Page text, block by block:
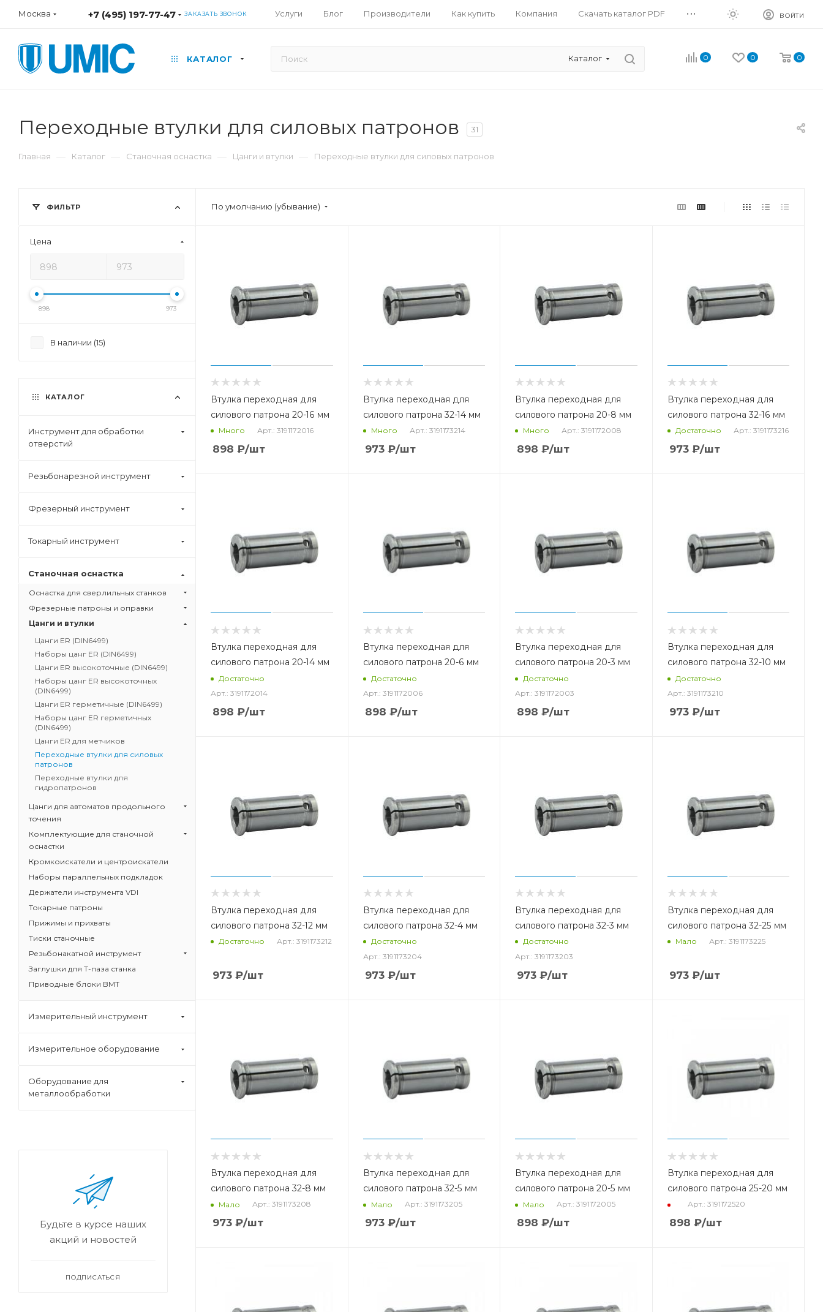
Москва +7 (495) 197-77-47 ЗАКАЗАТЬ ЗВОНОК Услуги Блог Производители Как купить Компания Скачать каталог PDF ... ВОЙТИ
КАТАЛОГ Каталог 0 0 0
Переходные втулки для силовых патронов 31
Главная — Каталог — Станочная оснастка — Цанги и втулки — Переходные втулки для силовых патронов
По умолчанию (убывание)
Втулка переходная для
силового патрона 20-16 мм
Много Арт.: 3191172016
898 ₽/шт
Втулка переходная для
силового патрона 32-14 мм
Много Арт.: 3191173214
973₽/шт
Втулка переходная для
силового патрона 20-8 мм
Много Арт.: 3191172008
898 ₽/шт
Втулка переходная для
силового патрона 32-16 мм
Достаточно Арт.: 3191173216
973₽/шт
Втулка переходная для
силового патрона 20-14 мм
Достаточно
Арт.: 3191172014
898 ₽/шт
Втулка переходная для
силового патрона 20-6 мм
Достаточно
Арт.: 3191172006
898 ₽/шт
Втулка переходная для
силового патрона 20-3 мм
Достаточно
Арт.: 3191172003
898 ₽/шт
Втулка переходная для
силового патрона 32-10 мм
Достаточно
Арт.: 3191173210
973₽/шт
Втулка переходная для
силового патрона 32-12 мм
Достаточно Арт.: 3191173212
973 ₽/шт
Втулка переходная для
силового патрона 32-4 мм
Достаточно
Арт.: 3191173204
973₽/шт
Втулка переходная для
силового патрона 32-3 мм
Достаточно
Арт.: 3191173203
973 ₽/шт
Втулка переходная для
силового патрона 32-25 мм
Мало Арт.: 3191173225
973₽/шт
Втулка переходная для
силового патрона 32-8 мм
Мало Арт.: 3191173208
973 ₽/шт
Втулка переходная для
силового патрона 32-5 мм
Мало Арт.: 3191173205
973₽/шт
Втулка переходная для
силового патрона 20-5 мм
Мало Арт.: 3191172005
898 ₽/шт
Втулка переходная для
силового патрона 25-20 мм
Арт.: 3191172520
898 ₽/шт
ФИЛЬТР
Цена
898 973
В наличии (15)
КАТАЛОГ
Инструмент для обработки
отверстий
Резьбонарезной инструмент
Фрезерный инструмент
Токарный инструмент
Станочная оснастка
Оснастка для сверлильных станков
Фрезерные патроны и оправки
Цанги и втулки
Цанги ER (DIN6499)
Наборы цанг ER (DIN6499)
Цанги ER высокоточные (DIN6499)
Наборы цанг ER высокоточных
(DIN6499)
Цанги ER герметичные (DIN6499)
Наборы цанг ER герметичных
(DIN6499)
Цанги ER для метчиков
Переходные втулки для силовых
патронов
Переходные втулки для
гидропатронов
Цанги для автоматов продольного
точения
Комплектующие для станочной
оснастки
Кромкоискатели и центроискатели
Наборы параллельных подкладок
Держатели инструмента VDI
Токарные патроны
Прижимы и прихваты
Тиски станочные
Резьбонакатной инструмент
Заглушки для Т-паза станка
Приводные блоки BMT
Измерительный инструмент
Измерительное оборудование
Оборудование для
металлообработки
Будьте в курсе наших
акций и новостей
ПОДПИСАТЬСЯ